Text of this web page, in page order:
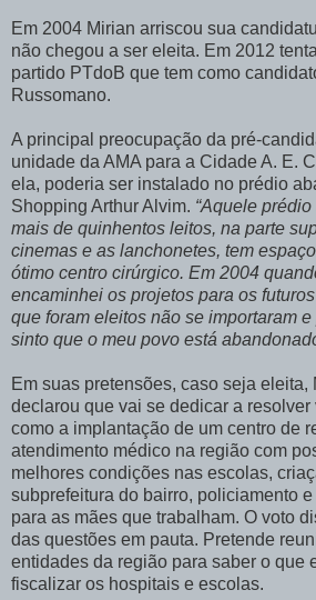
Em 2004 Mirian arriscou sua
não chegou a ser eleita. Em 2012
partido PTdoB que tem como
Russomano.
A principal preocupação da pré-
unidade da AMA para a Cidade A. E.
ela, poderia ser instalado no prédio
Shopping Arthur Alvim. “Aquele
mais de quinhentos leitos, na parte
cinemas e as lanchonetes, tem
ótimo centro cirúrgico. Em 2004
encaminhei os projetos para os
que foram eleitos não se importaram
sinto que o meu povo está
Em suas pretensões, caso seja eleita,
declarou que vai se dedicar a
como a implantação de um centro de
atendimento médico na região com
melhores condições nas escolas,
subprefeitura do bairro, policiamento
para as mães que trabalham. O voto
das questões em pauta. Pretende
entidades da região para saber o que
fiscalizar os hospitais e escolas.